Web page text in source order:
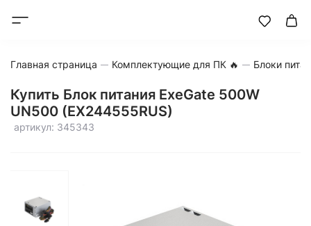
Главная страница Комплектующие для ПК 🔥 Блоки
Купить Блок питания ExeGate 500W
UN500 (EX244555RUS)
артикул: 345343